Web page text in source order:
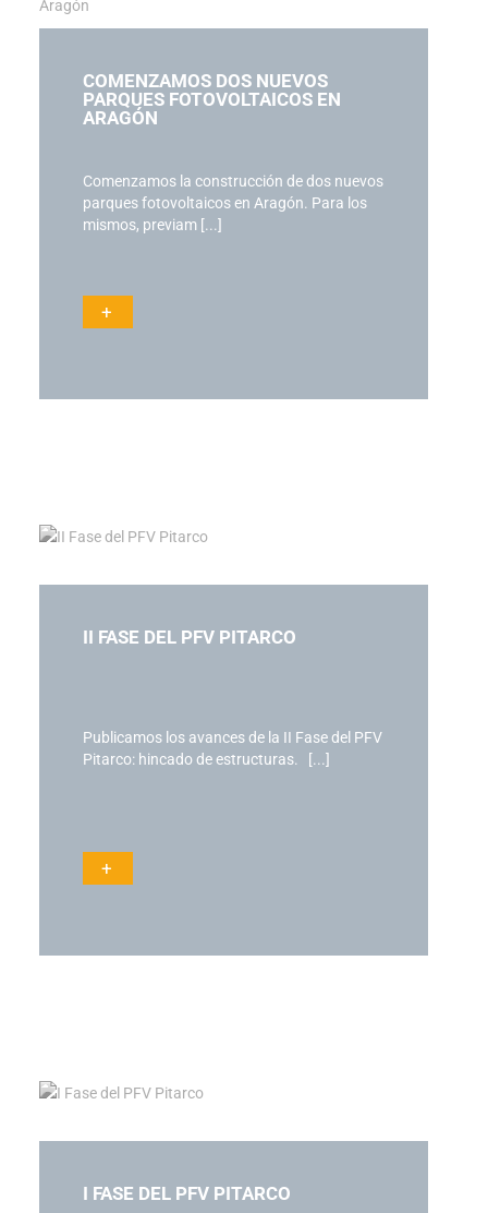
COMENZAMOS DOS NUEVOS
PARQUES FOTOVOLTAICOS EN
ARAGÓN
Comenzamos la construcción de dos nuevos
parques fotovoltaicos en Aragón. Para los
mismos, previam [...]
+
II FASE DEL PFV PITARCO
Publicamos los avances de la II Fase del PFV
Pitarco: hincado de estructuras. [...]
+
I FASE DEL PFV PITARCO